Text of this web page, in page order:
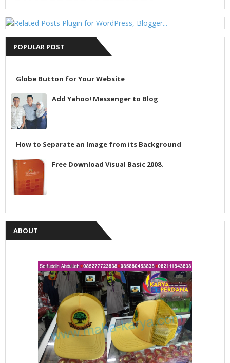
POPULAR POST
Globe Button for Your Website
Add Yahoo! Messenger to Blog
How to Separate an Image from its Background
Free Download Visual Basic 2008.
ABOUT